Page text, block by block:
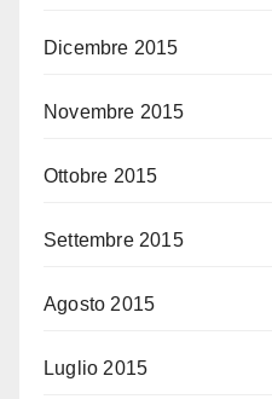
Dicembre 2015
Novembre 2015
Ottobre 2015
Settembre 2015
Agosto 2015
Luglio 2015